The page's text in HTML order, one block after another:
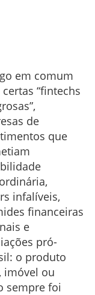
em comum
“fintechs
de
que
infalíveis,
financeiras
e
pró-
o produto
imóvel ou
sempre foi